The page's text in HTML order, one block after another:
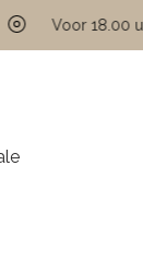
Voor 18.00 uur